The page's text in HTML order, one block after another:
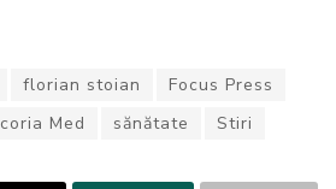
florian stoian
Focus Press
Med sănătate Stiri